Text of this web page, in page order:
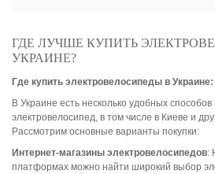
ГДЕ ЛУЧШЕ КУПИТЬ
УКРАИНЕ?
Где купить электровелосипеды в
В Украине есть несколько удобных
электровелосипед, в том числе в Киеве и
Рассмотрим основные варианты покупки:
Интернет-магазины электровелосипедов:
платформах можно найти широкий выбор